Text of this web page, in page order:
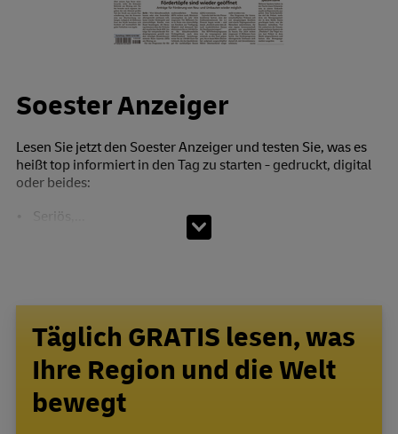
Soester Anzeiger
Lesen Sie jetzt den Soester Anzeiger und testen Sie, was es
heißt top informiert in den Tag zu starten - gedruckt, digital
oder beides:
• Seriös,...
Täglich GRATIS lesen, was
Ihre Region und die Welt
bewegt